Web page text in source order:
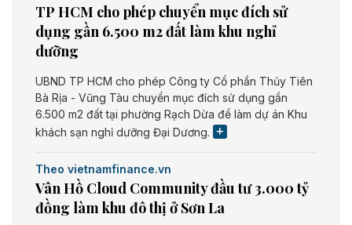
TP HCM cho phép chuyển mục đích sử
dụng gần 6.500 m2 đất làm khu nghỉ
dưỡng
UBND TP HCM cho phép Công ty Cổ phần Thủy Tiên
Bà Rịa - Vũng Tàu chuyển mục đích sử dụng gần
6.500 m2 đất tại phường Rạch Dừa để làm dự án Khu
khách sạn nghỉ dưỡng Đại Dương.
Theo vietnamfinance.vn
Vân Hồ Cloud Community đầu tư 3.000 tỷ
đồng làm khu đô thị ở Sơn La